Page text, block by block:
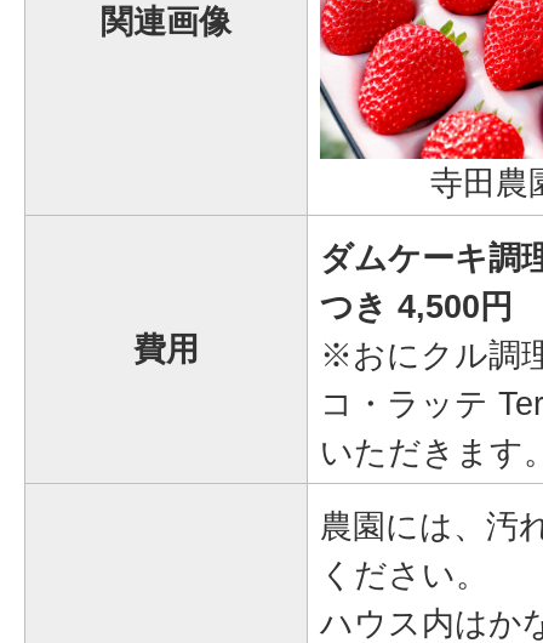
関連画像
寺田農
費用
ダムケーキ調
つき 4,500円
※おにクル調
コ・ラッテ
いただきます
農園には、汚
ください。
ハウス内はか